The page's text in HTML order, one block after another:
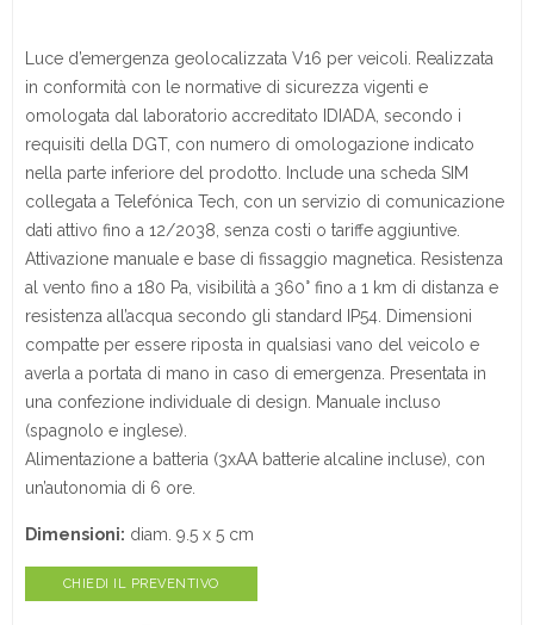
Luce d’emergenza geolocalizzata V16 per veicoli. Realizzata
in conformità con le normative di sicurezza vigenti e
omologata dal laboratorio accreditato IDIADA, secondo i
requisiti della DGT, con numero di omologazione indicato
nella parte inferiore del prodotto. Include una scheda SIM
collegata a Telefónica Tech, con un servizio di comunicazione
dati attivo fino a 12/2038, senza costi o tariffe aggiuntive.
Attivazione manuale e base di fissaggio magnetica. Resistenza
al vento fino a 180 Pa, visibilità a 360° fino a 1 km di distanza e
resistenza all’acqua secondo gli standard IP54. Dimensioni
compatte per essere riposta in qualsiasi vano del veicolo e
averla a portata di mano in caso di emergenza. Presentata in
una confezione individuale di design. Manuale incluso
(spagnolo e inglese).
Alimentazione a batteria (3xAA batterie alcaline incluse), con
un’autonomia di 6 ore.
Dimensioni: diam. 9.5 x 5 cm
CHIEDI IL PREVENTIVO